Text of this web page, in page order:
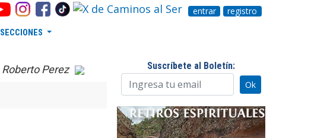
entrar registro
SECCIONES
Roberto Perez Suscríbete al Boletín: